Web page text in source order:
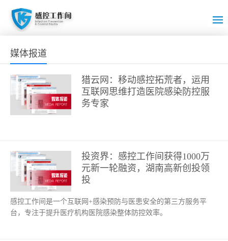
媒体报道
猎云网：移动感控拓荒者，运用
互联网思维打造医院感染防控服
务专家
投资界：感控工作间获得1000万
元新一轮融资，湖南高新创投领
投
感控工作间是一个互联网+感染预防与医患安全的第三方服务平
台，专注于提升医疗机构医院感染整体防控效率。